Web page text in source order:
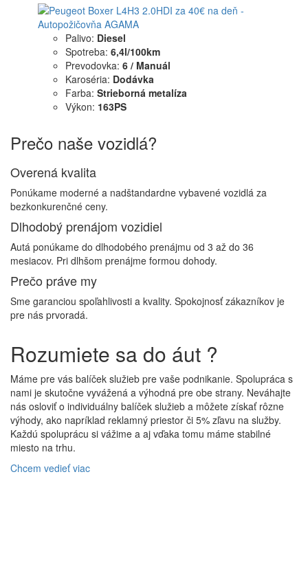
Palivo: Diesel
Spotreba: 6,4l/100km
Prevodovka: 6 / Manuál
Karoséria: Dodávka
Farba: Strieborná metalíza
Výkon: 163PS
Prečo naše vozidlá?
Overená kvalita
Ponúkame moderné a nadštandardne vybavené vozidlá za
bezkonkurenčné ceny.
Dlhodobý prenájom vozidiel
Autá ponúkame do dlhodobého prenájmu od 3 až do 36
mesiacov. Pri dlhšom prenájme formou dohody.
Prečo práve my
Sme garanciou spoľahlivosti a kvality. Spokojnosť zákazníkov je
pre nás prvoradá.
Rozumiete sa do áut ?
Máme pre vás balíček služieb pre vaše podnikanie. Spolupráca s
nami je skutočne vyvážená a výhodná pre obe strany. Neváhajte
nás osloviť o individuálny balíček služieb a môžete získať rôzne
výhody, ako napríklad reklamný priestor či 5% zľavu na služby.
Každú spoluprácu si vážime a aj vďaka tomu máme stabilné
miesto na trhu.
Chcem vedieť viac